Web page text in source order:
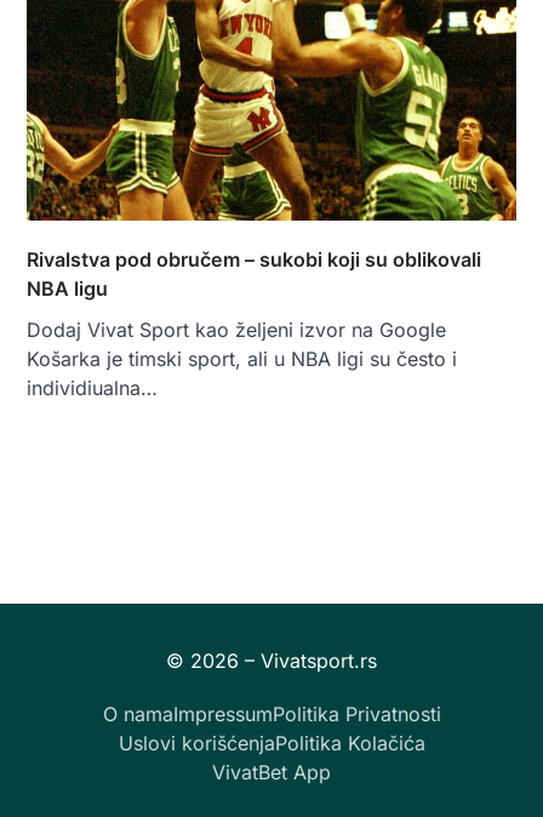
Rivalstva pod obručem – sukobi koji su oblikovali
NBA ligu
Dodaj Vivat Sport kao željeni izvor na Google
Košarka je timski sport, ali u NBA ligi su često i
individiualna…
O namaImpressumPolitika Privatnosti
Uslovi korišćenjaPolitika Kolačića
VivatBet App